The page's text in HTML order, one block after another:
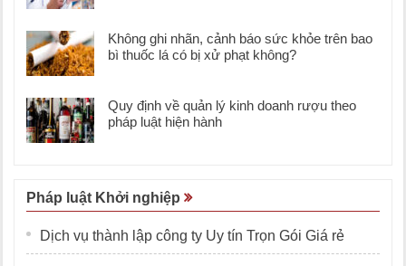
Không ghi nhãn, cảnh báo sức khỏe trên bao
bì thuốc lá có bị xử phạt không?
Quy định về quản lý kinh doanh rượu theo
pháp luật hiện hành
Pháp luật Khởi nghiệp
Dịch vụ thành lập công ty Uy tín Trọn Gói Giá rẻ